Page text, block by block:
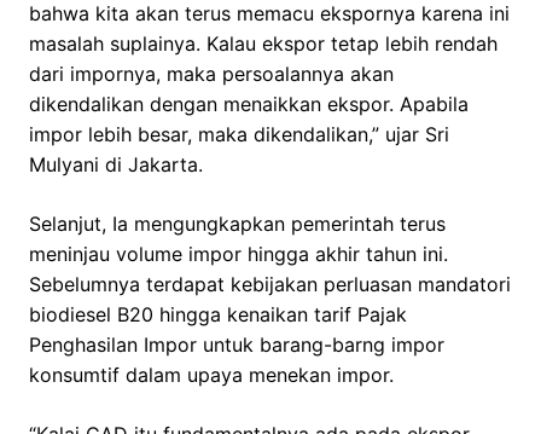
bahwa kita akan terus memacu ekspornya karena ini
masalah suplainya. Kalau ekspor tetap lebih rendah
dari impornya, maka persoalannya akan
dikendalikan dengan menaikkan ekspor. Apabila
impor lebih besar, maka dikendalikan,” ujar Sri
Mulyani di Jakarta.
Selanjut, Ia mengungkapkan pemerintah terus
meninjau volume impor hingga akhir tahun ini.
Sebelumnya terdapat kebijakan perluasan mandatori
biodiesel B20 hingga kenaikan tarif Pajak
Penghasilan Impor untuk barang-barng impor
konsumtif dalam upaya menekan impor.